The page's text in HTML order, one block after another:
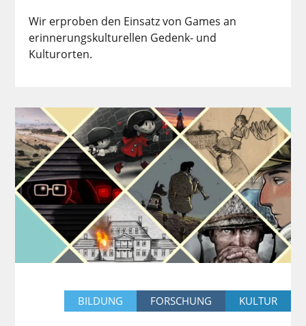
Wir erproben den Einsatz von Games an
erinnerungskulturellen Gedenk- und
Kulturorten.
BILDUNG FORSCHUNG KULTUR